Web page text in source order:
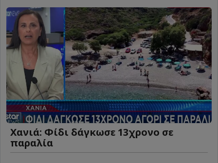
Χανιά: Φίδι δάγκωσε 13χρονο σε
παραλία